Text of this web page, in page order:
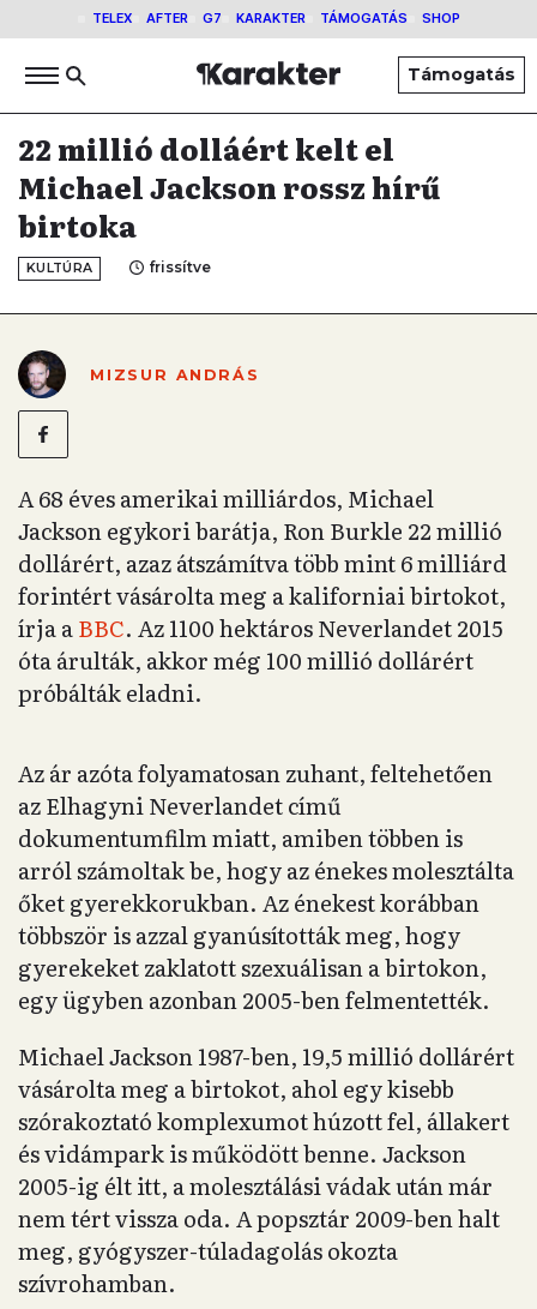
TELEX AFTER G7 KARAKTER TÁMOGATÁS SHOP
Támogatás
22 millió dolláért kelt el
Michael Jackson rossz hírű
birtoka
KULTÚRA frissítve
MIZSUR ANDRÁS
A 68 éves amerikai milliárdos, Michael
Jackson egykori barátja, Ron Burkle 22 millió
dollárért, azaz átszámítva több mint 6 milliárd
forintért vásárolta meg a kaliforniai birtokot,
írja aBBC. Az 1100 hektáros Neverlandet 2015
óta árulták, akkor még 100 millió dollárért
próbálták eladni.
Az ár azóta folyamatosan zuhant, feltehetően
az Elhagyni Neverlandet című
dokumentumfilm miatt, amiben többen is
arról számoltak be, hogy az énekes molesztálta
őket gyerekkorukban. Az énekest korábban
többször is azzal gyanúsították meg, hogy
gyerekeket zaklatott szexuálisan a birtokon,
egy ügyben azonban 2005-ben felmentették.
Michael Jackson 1987-ben, 19,5 millió dollárért
vásárolta meg a birtokot, ahol egy kisebb
szórakoztató komplexumot húzott fel, állakert
és vidámpark is működött benne. Jackson
2005-ig élt itt, a molesztálási vádak után már
nem tért vissza oda. A popsztár 2009-ben halt
meg, gyógyszer-túladagolás okozta
szívrohamban.